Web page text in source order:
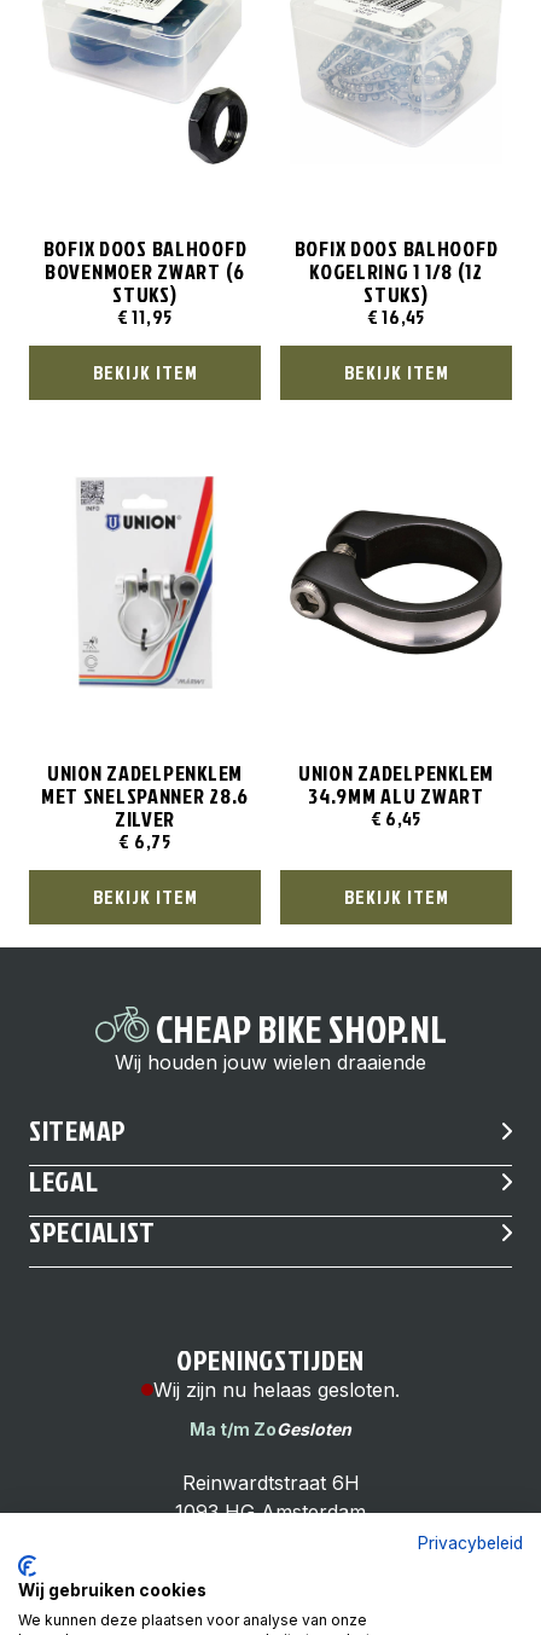
BOFIX DOOS BALHOOFD
BOVENMOER ZWART (6
STUKS)
€11,95
BEKIJK ITEM
BOFIX DOOS BALHOOFD
KOGELRING 1 1/8 (12
STUKS)
€16,45
BEKIJK ITEM
UNION ZADELPENKLEM
MET SNELSPANNER 28.6
ZILVER
€ 6,75
BEKIJK ITEM
UNION ZADELPENKLEM
34.9MM ALU ZWART
€ 6,45
BEKIJK ITEM
CHEAP BIKE SHOP.NL
Wij houden jouw wielen draaiende
SITEMAP
LEGAL
SPECIALIST
OPENINGSTIJDEN
Wij zijn nu helaas gesloten.
Ma t/m ZoGesloten
Reinwardtstraat 6H
1093 HG Amsterdam
Privacybeleid
Wij gebruiken cookies
We kunnen deze plaatsen voor analyse van onze